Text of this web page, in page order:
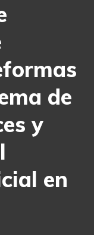
de
y
en